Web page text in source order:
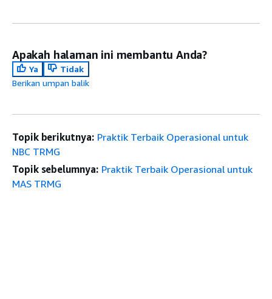
Apakah halaman ini membantu Anda?
Ya
Tidak
Berikan umpan balik
Topik berikutnya: Praktik Terbaik Operasional untuk
NBC TRMG
Topik sebelumnya: Praktik Terbaik Operasional untuk
MAS TRMG